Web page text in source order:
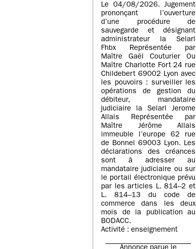
Le 04/08/2026. Jugement
prononçant l’ouverture
d’une procédure de
sauvegarde et désignant
administrateur la Selarl
Fhbx Représentée par
Maître Gaël Couturier Ou
Maître Charlotte Fort 24 rue
Childebert 69002 Lyon avec
les pouvoirs : surveiller les
opérations de gestion du
débiteur, mandataire
judiciaire la Selarl Jerome
Allais Représentée par
Maître Jérôme Allais
immeuble l’europe 62 rue
de Bonnel 69003 Lyon. Les
déclarations des créances
sont à adresser au
mandataire judiciaire ou sur
le portail électronique prévu
par les articles L. 814–2 et
L. 814–13 du code de
commerce dans les deux
mois de la publication au
BODACC.
Activité : enseignement